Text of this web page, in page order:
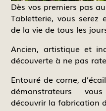
Dès vos premiers pas
Tabletterie, vous serez
de la vie de tous les
Ancien, artistique et
découverte à ne pas
Entouré de corne,
démonstrateurs
découvrir la fabrication